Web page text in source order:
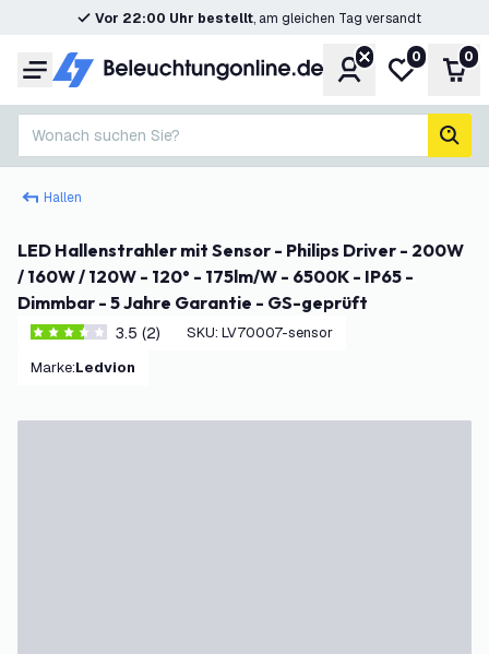
Vor 22:00 Uhr bestellt, am gleichen Tag versandt
Menü KontoMeine
0 0
Wonach suchen Sie?
Hallen
LED Hallenstrahler mit Sensor - Philips Driver - 200W
/ 160W / 120W - 120° - 175lm/W - 6500K - IP65 -
Dimmbar - 5 Jahre Garantie - GS-geprüft
3.5 Bewertungssterne
3.5 (2) SKU: LV70007-sensor
Marke: Ledvion